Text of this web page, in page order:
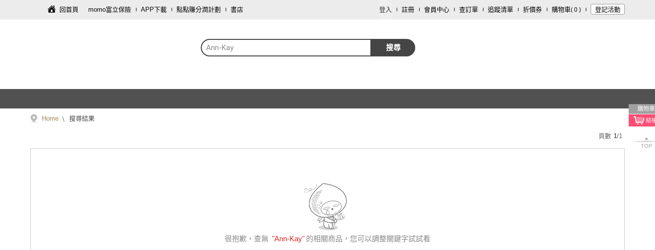
回首頁 momo富立保險 APP下載 點點賺分潤計劃 書店 登入 註冊 會員中心 查訂單 追蹤清單 折價券 購物車( 0 ) 登記活動
Ann-Kay 搜尋
購物車
TOP
Home 搜尋結果
頁數 1/1
很抱歉，查無 "Ann-Kay" 的相關商品，您可以調整關鍵字試試看